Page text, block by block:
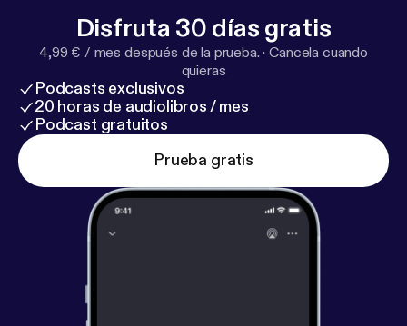
https://borjagiron.com/systeme Systeme 30% dto:
https://borjagiron.com/systeme30 Manychat Gratis:
https://borjagiron.com/manychat
Gratis Plan Premium (Usa cupón BORJA30):
borjagiron.com/metricool
https://redessocialeshoy.com
https://int
eligenciaartificialhoy.com Club:https://triunfers.co
m
Disfruta 30 días gratis
4,99 € / mes después de la prueba. ·Cancela cuando
quieras
Podcasts exclusivos
20 horas de audiolibros / mes
Podcast gratuitos
Prueba gratis